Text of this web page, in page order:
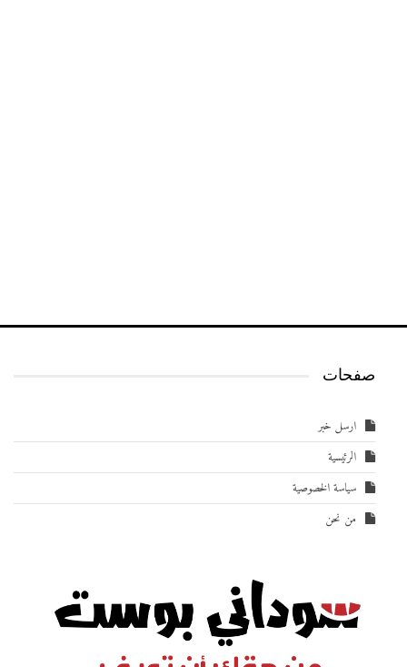
صفحات
ارسل خبر
الرئيسية
سياسة الخصوصية
من نحن